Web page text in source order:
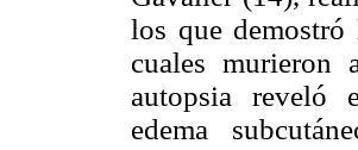
los que demostró
cuales murieron
autopsia reveló
edema